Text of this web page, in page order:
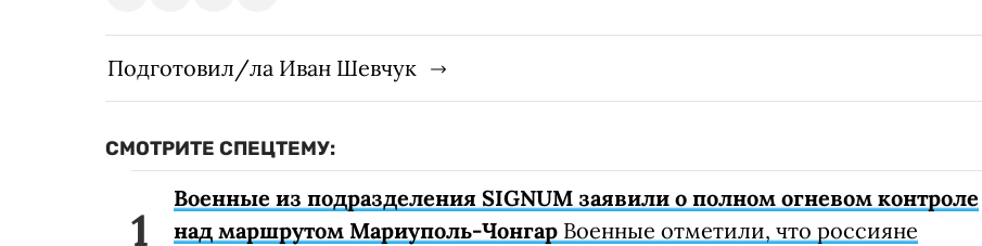
Подготовил/ла Иван Шевчук
СМОТРИТЕ СПЕЦТЕМУ:
Военные из подразделения SIGNUM заявили о полном огневом контроле
над маршрутом Мариуполь-Чонгар Военные отметили, что россияне